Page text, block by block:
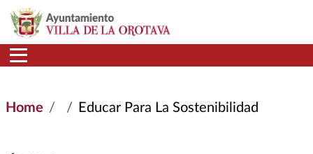
Skip to main content
Home Educar Para La Sostenibilidad